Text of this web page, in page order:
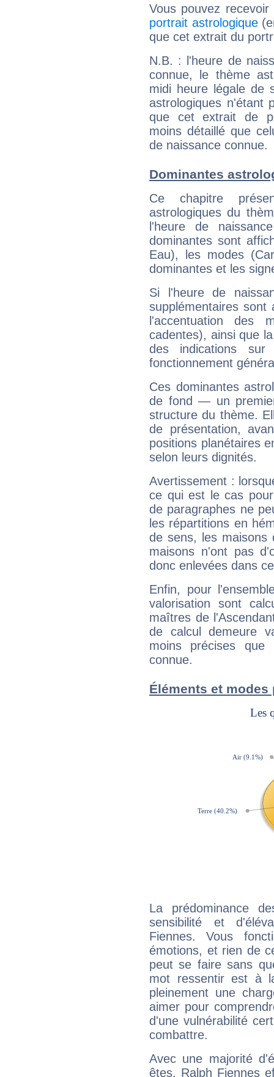
Vous pouvez
portrait astrologique
que cet extrait du
N.B. : l'heure de
connue, le thème
midi heure légale de
astrologiques n'étant
que cet extrait de
moins détaillé que
de naissance connue.
Dominantes
Ce chapitre
astrologiques du
l'heure de
dominantes sont
Eau), les modes
dominantes et les
Si l'heure de
supplémentaires sont
l'accentuation des
cadentes), ainsi que
des indications sur
fonctionnement
Ces dominantes
de fond — un
structure du thème.
de présentation,
positions planétaires
selon leurs dignités.
Avertissement :
ce qui est le cas
de paragraphes ne
les répartitions en
de sens, les maisons
maisons n'ont pas
donc enlevées dans
Enfin, pour
valorisation sont
maîtres de
de calcul demeure
moins précises que
connue.
Éléments et modes
La prédominance
sensibilité et
Fiennes. Vous
émotions, et rien de
peut se faire sans
mot ressentir est à
pleinement une
aimer pour
d'une vulnérabilité
combattre.
Avec une majorité
êtes, Ralph Fiennes